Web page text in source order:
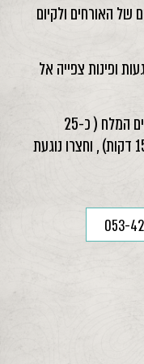
של האורחים ולקיום
ופינות צפייה אל
אוליבס ממוקם במרחק נסיעה קצרה מים המלח ( כ-25
דקות), סמוך לסוללה במצדה מערב ( 15 דקות) , וחצרו נוגעת
053-